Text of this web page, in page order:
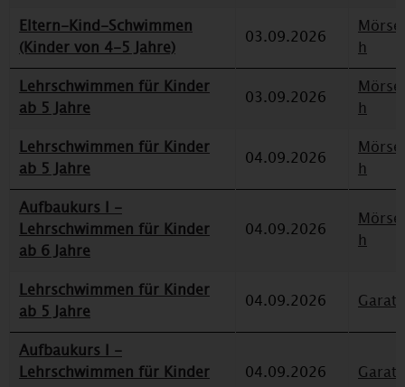
Eltern-Kind-Schwimmen
(Kinder von 4-5 Jahre)
03.09.2026
h
Lehrschwimmen für Kinder
ab 5 Jahre
03.09.2026
h
Lehrschwimmen für Kinder
ab 5 Jahre
04.09.2026
h
Aufbaukurs I -
Lehrschwimmen für Kinder
ab 6 Jahre
04.09.2026
h
Lehrschwimmen für Kinder
ab 5 Jahre
04.09.2026 Garath
Aufbaukurs I -
Lehrschwimmen für Kinder
04.09.2026 Garath